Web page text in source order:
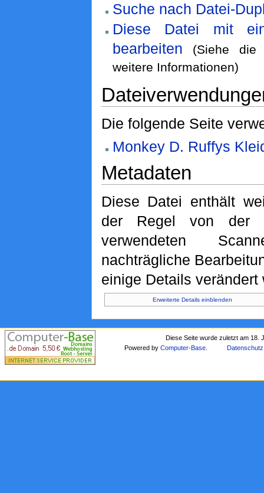
Suche nach Datei-
Diese Datei mit
bearbeiten
(Siehe
weitere Informationen)
Die folgende Seite
Monkey D. Ruffys
Metadaten
Diese Datei enthält
der Regel von der
verwendeten
nachträgliche
einige Details verändert
Erweiterte Details einblenden
Diese Seite wurde zuletzt am 18.
Powered byComputer-Base Datenschutz